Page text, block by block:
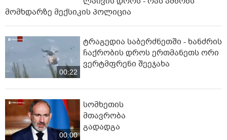
მომხდარზე მექსიკის პოლიცია
00:22
ტრაგედია საბერძნეთში - ხანძრის
ჩაქრობის დროს ერთმანეთს ორი
ვერტმფრენი შეეჯახა
00:00
სომხეთის
მთავრობა
გადადგა